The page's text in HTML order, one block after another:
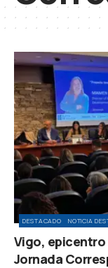
DESTACADO NOTICIA
Vigo,
Jornada